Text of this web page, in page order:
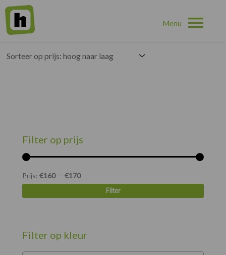
Home»
Enig resultaat
Filter op prijs
Filter
Prijs: €160— €170
Filter op kleur